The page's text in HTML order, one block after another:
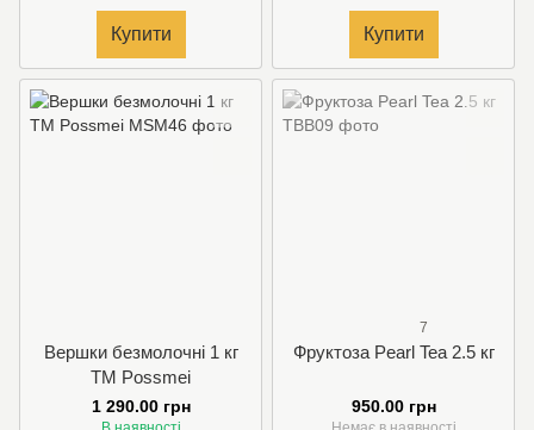
Купити Купити
Вершки безмолочні 1 кг
TM Possmei
1 290.00 грн
7
Фруктоза Pearl Tea 2.5 кг
950.00 грн